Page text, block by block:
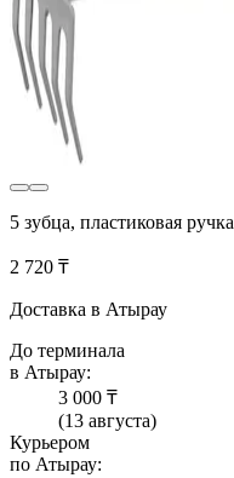
5 зубца, пластиковая ручка
2 720 ₸
Доставка в Атырау
До терминала
в Атырау:
3 000 ₸
(13 августа)
Курьером
по Атырау: